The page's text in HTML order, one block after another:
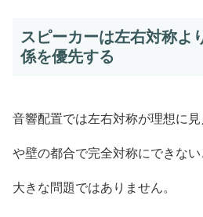
スピーカーは左右対称よ
係を優先する
音響配置では左右対称が理想に
や壁の都合で完全対称にできな
大きな問題ではありません。